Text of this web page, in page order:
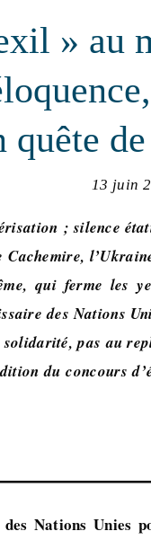
» au
quête
13 juin
; silence
Cachemire,
qui ferme les
des Nations
pas au
du concours
des Nations Unies